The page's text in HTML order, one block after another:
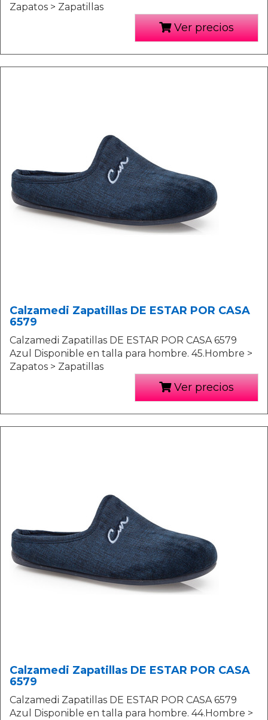
Zapatos > Zapatillas
Ver precios
Calzamedi Zapatillas DE ESTAR POR CASA
6579
Calzamedi Zapatillas DE ESTAR POR CASA 6579
Azul Disponible en talla para hombre. 45.Hombre >
Zapatos > Zapatillas
Ver precios
Calzamedi Zapatillas DE ESTAR POR CASA
6579
Calzamedi Zapatillas DE ESTAR POR CASA 6579
Azul Disponible en talla para hombre. 44.Hombre >